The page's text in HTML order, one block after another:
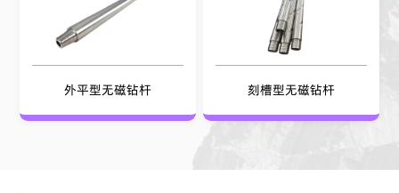
外平型无磁钻杆 刻槽型无磁钻杆